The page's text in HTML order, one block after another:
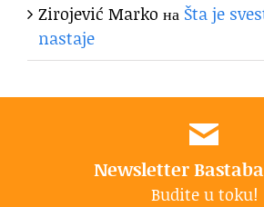
Zirojević Marko на Šta je
nastaje
Newsletter
Budite u toku!